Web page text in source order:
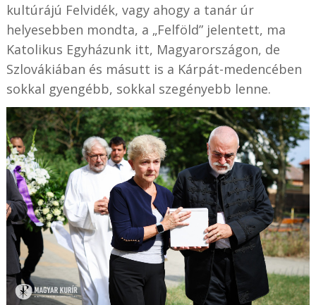
kultúrájú Felvidék, vagy ahogy a tanár úr
helyesebben mondta, a „Felföld” jelentett, ma
Katolikus Egyházunk itt, Magyarországon, de
Szlovákiában és másutt is a Kárpát-medencében
sokkal gyengébb, sokkal szegényebb lenne.